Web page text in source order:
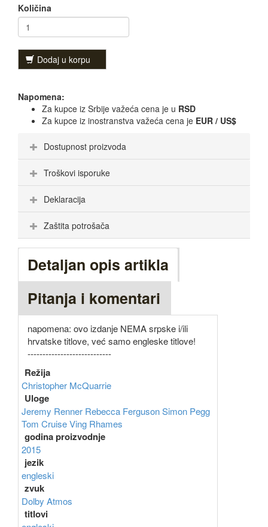
Količina
Dodaj u korpu
Napomena:
Za kupce iz Srbije važeća cena je u RSD
Za kupce iz inostranstva važeća cena je EUR / US$
Dostupnost proizvoda
Troškovi isporuke
Deklaracija
Zaštita potrošača
Detaljan opis artikla
Pitanja i komentari
napomena: ovo izdanje NEMA srpske i/ili
hrvatske titlove, već samo engleske titlove!
----------------------------
Režija
Christopher McQuarrie
Uloge
Jeremy Renner Rebecca FergusonSimon Pegg
Tom CruiseVing Rhames
godina proizvodnje
2015
jezik
engleski
zvuk
Dolby Atmos
titlovi